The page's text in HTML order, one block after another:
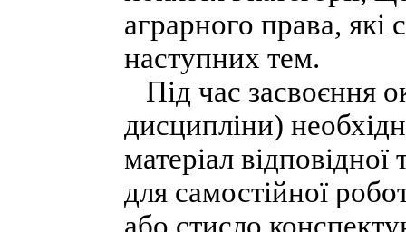
аграрного права, які
наступних тем.
Під час засвоєння
дисципліни)
матеріал
для самостійної